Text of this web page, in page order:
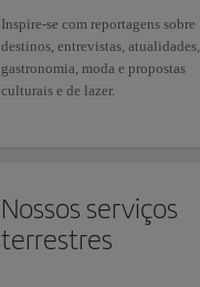
Inspire-se com reportagens sobre
destinos, entrevistas, atualidades,
gastronomia, moda e propostas
culturais e de lazer.
Nossos serviços
terrestres